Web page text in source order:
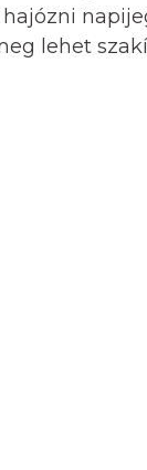
lehet